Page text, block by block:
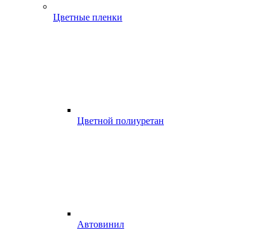
Цветные пленки
Цветной полиуретан
Автовинил